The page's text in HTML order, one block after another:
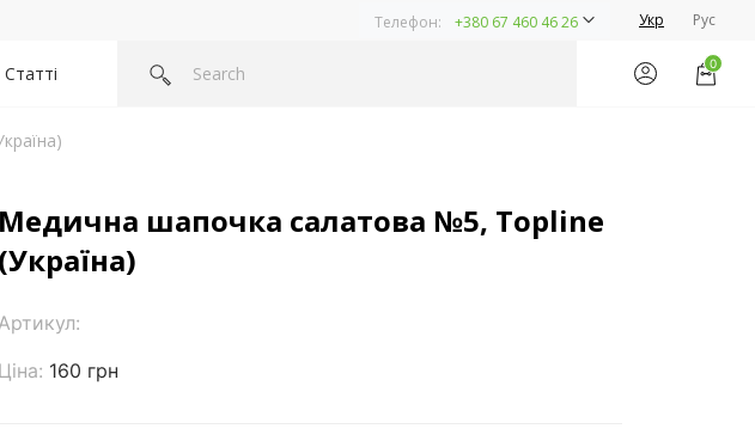
Телефон: +380 67 460 46 26 Укр Рус
Статті 0
Медична шапочка салатова №5, Topline
(Україна)
Ціна: 160 грн